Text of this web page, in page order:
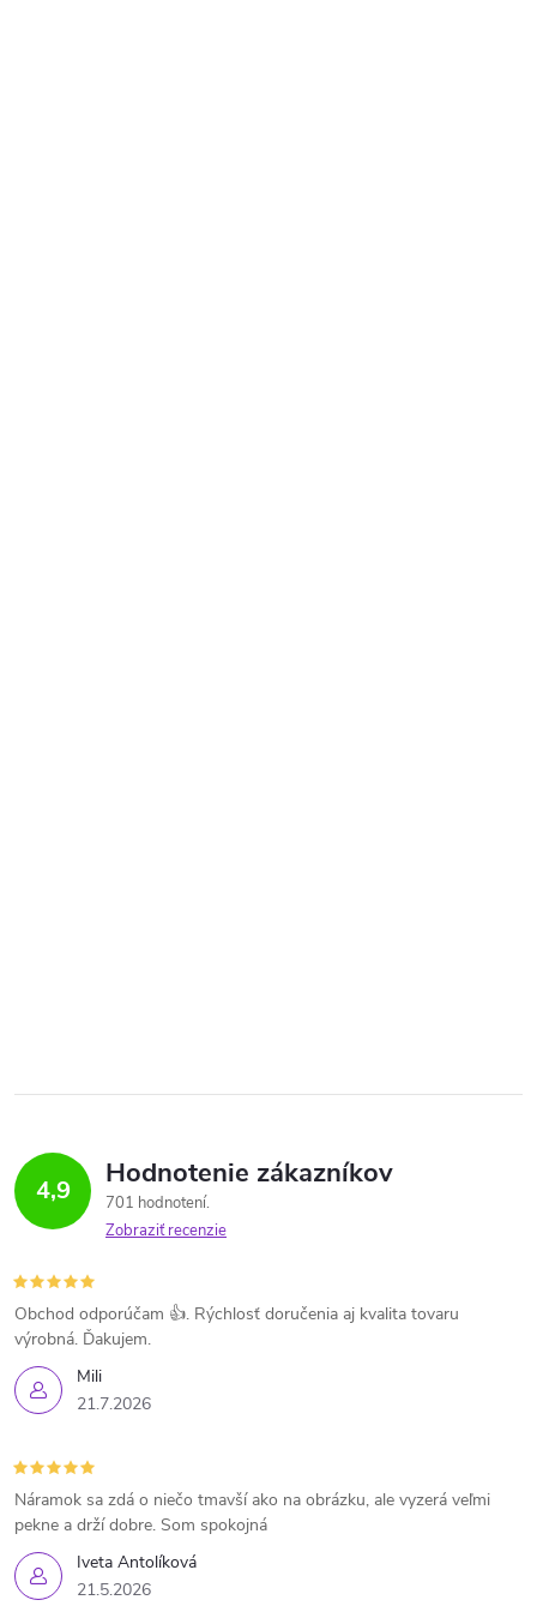
4,9 Hodnotenie zákazníkov
701 hodnotení
Zobraziť recenzie
Mili
21.7.2026
Obchod odporúčam 👍. Rýchlosť doručenia aj kvalita tovaru
výrobná. Ďakujem.
Iveta Antolíková
21.5.2026
Náramok sa zdá o niečo tmavší ako na obrázku, ale vyzerá veľmi
pekne a drží dobre. Som spokojná